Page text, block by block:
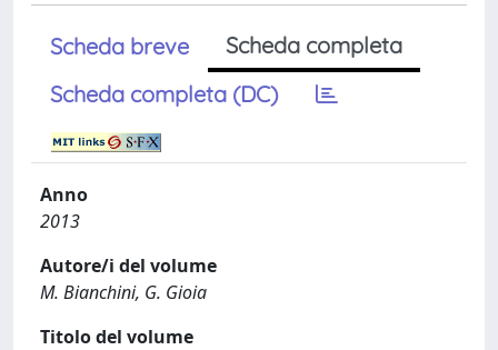
Scheda breve
Scheda completa
Scheda completa (DC)
Anno
2013
Autore/i del volume
M. Bianchini, G. Gioia
Titolo del volume